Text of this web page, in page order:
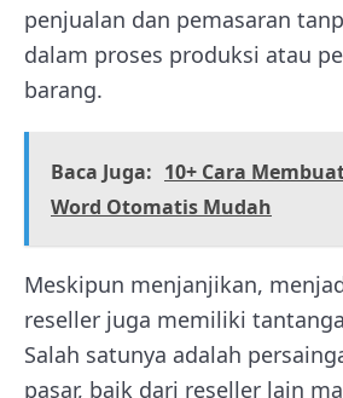
penjualan dan pemasaran
dalam proses produksi atau
barang.
Baca Juga: 10+ Cara
Word Otomatis Mudah
Meskipun menjanjikan,
reseller juga memiliki
Salah satunya adalah
pasar, baik dari reseller lain